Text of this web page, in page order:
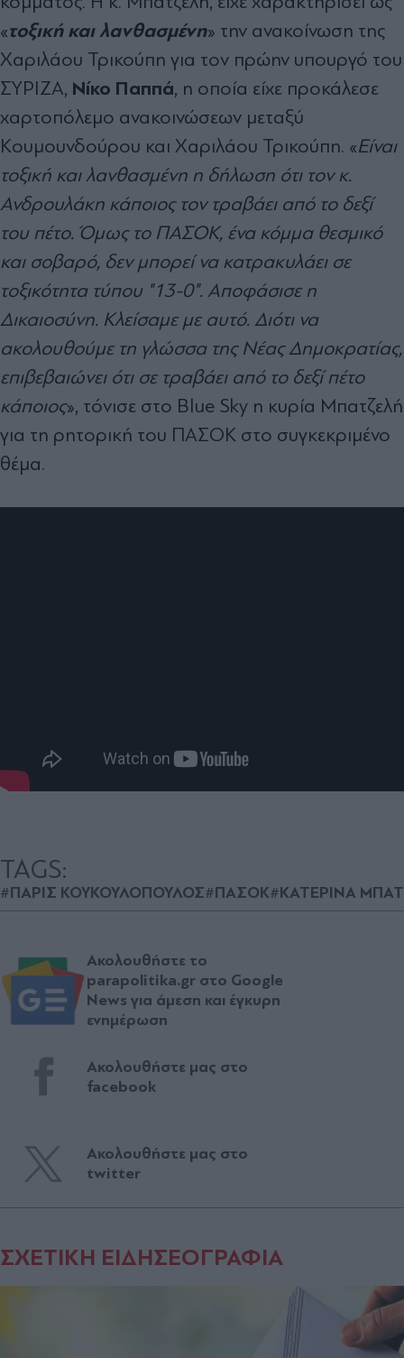
«τοξική και λανθασμένη» την ανακοίνωση της
Χαριλάου Τρικούπη για τον πρώην υπουργό του
ΣΥΡΙΖΑ, Νίκο Παππά, η οποία είχε προκάλεσε
χαρτοπόλεμο ανακοινώσεων μεταξύ
Κουμουνδούρου και Χαριλάου Τρικούπη. «Είναι
τοξική και λανθασμένη η δήλωση ότι τον κ.
Ανδρουλάκη κάποιος τον τραβάει από το δεξί
του πέτο. Όμως το ΠΑΣΟΚ, ένα κόμμα θεσμικό
και σοβαρό, δεν μπορεί να κατρακυλάει σε
τοξικότητα τύπου "13-0". Αποφάσισε η
Δικαιοσύνη. Κλείσαμε με αυτό. Διότι να
ακολουθούμε τη γλώσσα της Νέας Δημοκρατίας,
επιβεβαιώνει ότι σε τραβάει από το δεξί πέτο
κάποιος», τόνισε στο Blue Sky η κυρία Μπατζελή
για τη ρητορική του ΠΑΣΟΚ στο συγκεκριμένο
θέμα.
TAGS:
#ΠΑΡΙΣ ΚΟΥΚΟΥΛΟΠΟΥΛΟΣ#ΠΑΣΟΚ#ΚΑΤΕΡΙΝΑ
Ακολουθήστε το
parapolitika.gr στο Google
News για άμεση και έγκυρη
ενημέρωση
Ακολουθήστε μας στο
facebook
Ακολουθήστε μας στο
twitter
ΣΧΕΤΙΚΗ ΕΙΔΗΣΕΟΓΡΑΦΙΑ